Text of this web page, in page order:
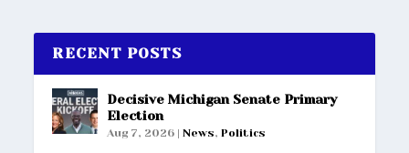
RECENT POSTS
Decisive Michigan Senate Primary
Election
Aug 7, 2026 |News,Politics